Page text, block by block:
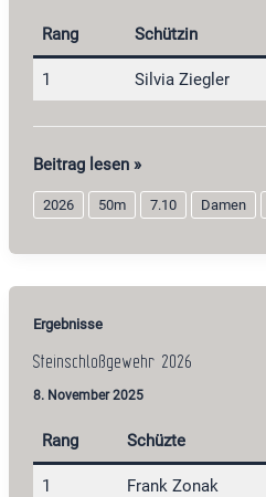
Rang Schützin
1 Silvia Ziegler
Perkussionsgewehr
Damen
2026
Beitrag lesen »
2026 50m 7.10 Damen
Ergebnisse
Steinschloßgewehr 2026
8. November 2025
Rang Schüzte
1 Frank Zonak